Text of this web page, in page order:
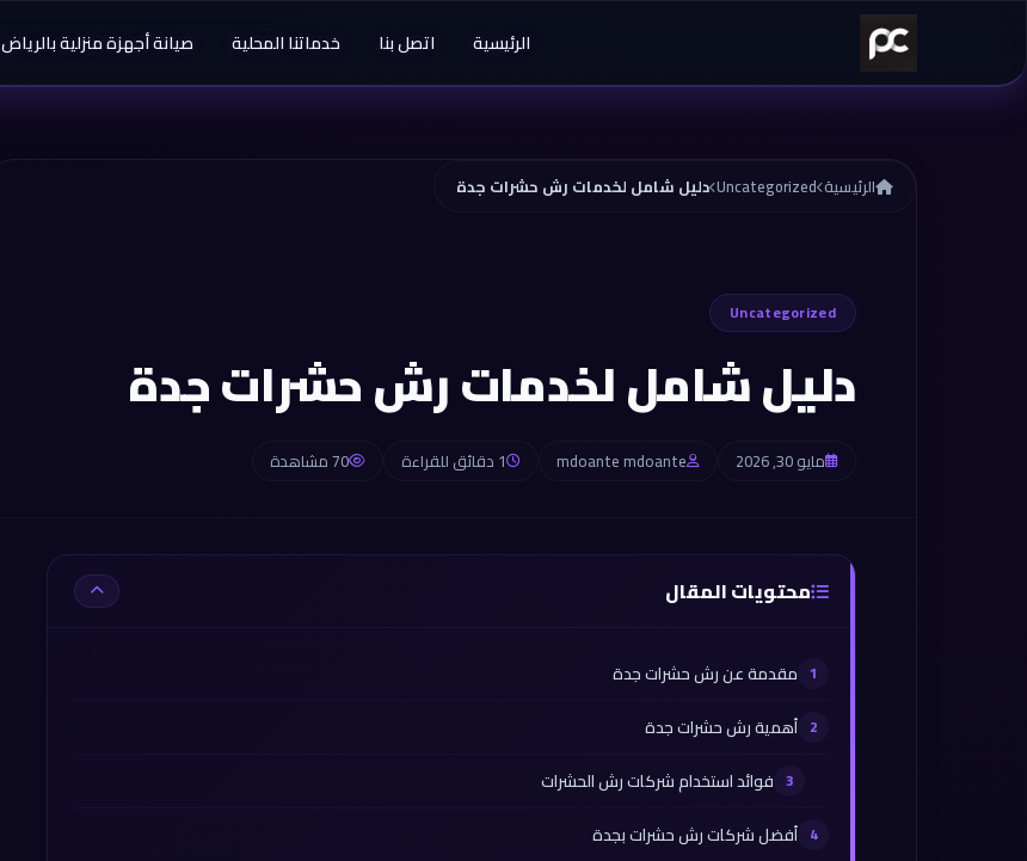
الرئيسية اتصل بنا خدماتنا المحلية صيانة أجهزة منزلية بالرياض
الرئيسية Uncategorized دليل شامل لخدمات رش حشرات جدة
Uncategorized
دليل شامل لخدمات رش حشرات جدة
مايو 30, 2026 mdoante mdoante 1 دقائق للقراءة 70 مشاهدة
محتويات المقال
مقدمة عن رش حشرات جدة
أهمية رش حشرات جدة
فوائد استخدام شركات رش الحشرات
أفضل شركات رش حشرات بجدة